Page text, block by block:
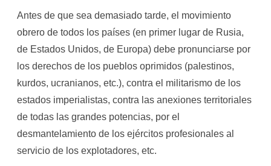
Antes de que sea demasiado tarde, el movimiento
obrero de todos los países (en primer lugar de Rusia,
de Estados Unidos, de Europa) debe pronunciarse por
los derechos de los pueblos oprimidos (palestinos,
kurdos, ucranianos, etc.), contra el militarismo de los
estados imperialistas, contra las anexiones territoriales
de todas las grandes potencias, por el
desmantelamiento de los ejércitos profesionales al
servicio de los explotadores, etc.